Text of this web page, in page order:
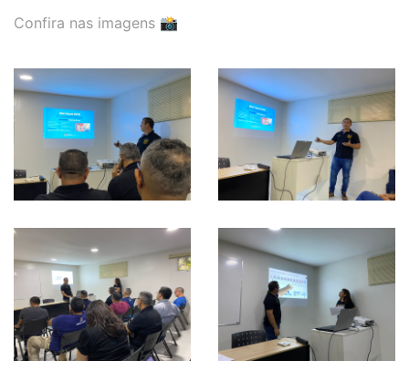
Confira nas imagens 📸